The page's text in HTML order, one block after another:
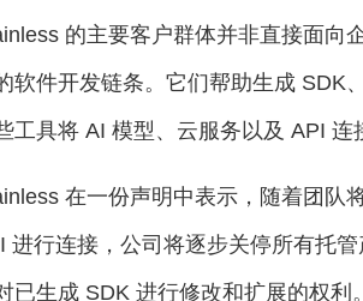
的主要客户群体并非直接面向
软件开发链条。它们帮助生成 SDK
工具将 AI 模型、云服务以及 API 连
在一份声明中表示，随着团队
进行连接，公司将逐步关停所有托
已生成 SDK 进行修改和扩展的权利。